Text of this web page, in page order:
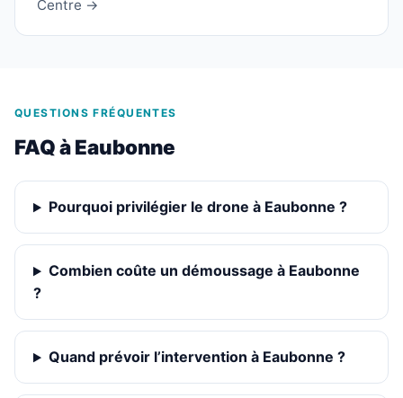
Centre →
QUESTIONS FRÉQUENTES
FAQ à Eaubonne
Pourquoi privilégier le drone à Eaubonne ?
Combien coûte un démoussage à Eaubonne
?
Quand prévoir l’intervention à Eaubonne ?